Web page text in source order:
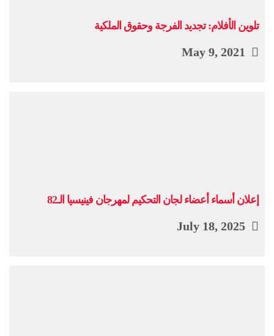
تلوين الأفلام: تجديد الفرجة وحقوق الملكية
إعلان أسماء أعضاء لجان التحكيم لمهرجان فينيسيا الـ82